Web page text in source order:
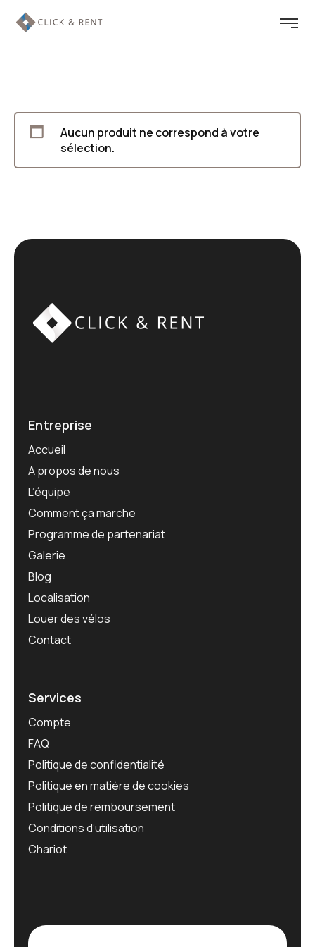
Aucun produit ne correspond à votre
sélection.
Entreprise
Accueil
A propos de nous
L’équipe
Comment ça marche
Programme de partenariat
Galerie
Blog
Localisation
Louer des vélos
Contact
Services
Compte
FAQ
Politique de confidentialité
Politique en matière de cookies
Politique de remboursement
Conditions d’utilisation
Chariot